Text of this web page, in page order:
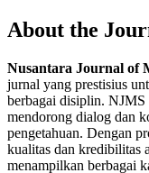
About the
Nusantara Journal of
jurnal yang prestisius
berbagai disiplin. NJMS
mendorong dialog dan
pengetahuan. Dengan
kualitas dan kredibilitas
menampilkan berbagai